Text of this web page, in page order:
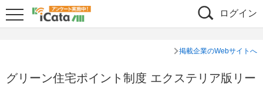
ログイン
掲載企業のWebサイトへ
グリーン住宅ポイント制度 エクステリア版リー